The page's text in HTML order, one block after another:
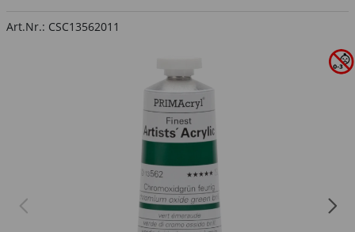
Art.Nr.: CSC13562011